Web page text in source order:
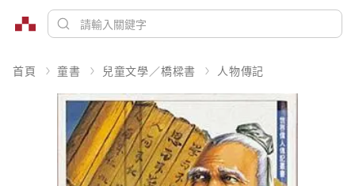
首頁 童書 兒童文學／橋樑書 人物傳記